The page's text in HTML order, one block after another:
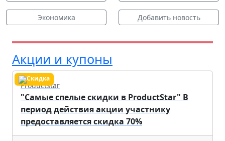
Экономика Добавить новость
Акции и купоны
Productstar
"Самые спелые скидки в ProductStar" В
период действия акции участнику
предоставляется скидка 70%